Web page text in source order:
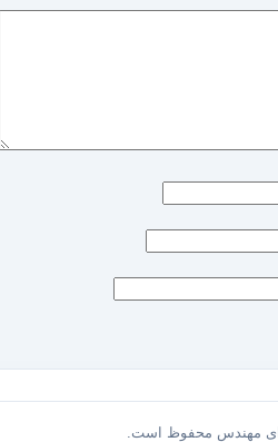
ای مهندس محفوظ است.